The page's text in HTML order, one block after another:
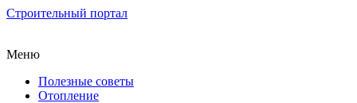
Строительный портал
Меню
Полезные советы
Отопление